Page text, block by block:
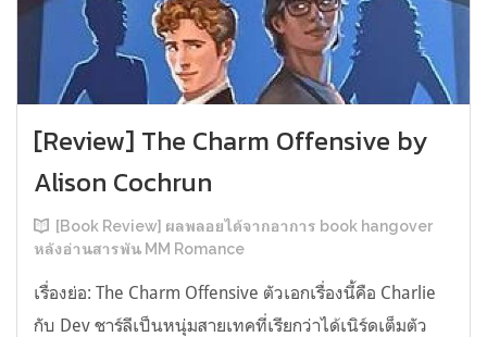
[Review] The Charm Offensive by
Alison Cochrun
[Book Review] ผลพลอยได้จากอาการ book hangover
หลังอ่านสารพัน MM Romance
เรื่องย่อ: The Charm Offensive ตัวเอกเรื่องนี้คือ Charlie
กับ Dev ชาร์ลีเป็นหนุ่มสายเทคที่เรียกว่าได้เนิร์ดเต็มตัว